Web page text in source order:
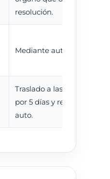
resolución.
Mediante auto.
Traslado a las demás partes
por 5 días y resolución por
auto.